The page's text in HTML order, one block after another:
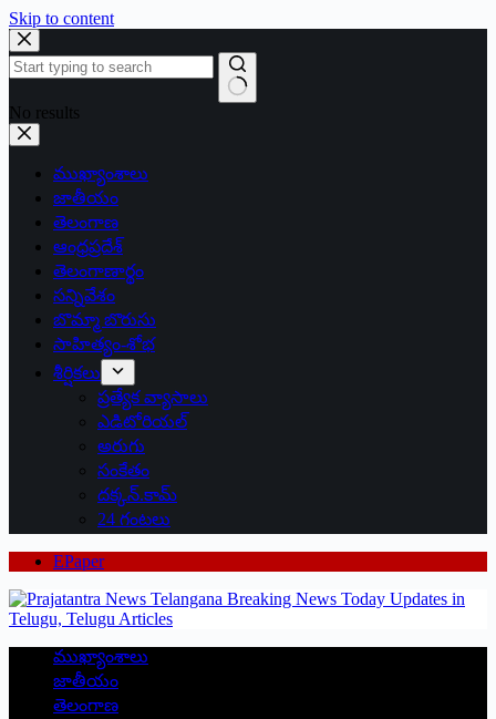
Skip to content
No results
ముఖ్యాంశాలు
జాతీయం
తెలంగాణ
ఆంధ్రప్రదేశ్
తెలంగాణార్థం
సన్నివేశం
బొమ్మా బొరుసు
సాహిత్యం-శోభ
శీర్షికలు
ప్రత్యేక వ్యాసాలు
ఎడిటోరియల్
అరుగు
సంకేతం
దక్కన్.కామ్
24 గంటలు
EPaper
ముఖ్యాంశాలు
జాతీయం
తెలంగాణ